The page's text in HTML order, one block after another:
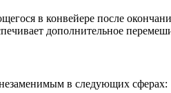
в конвейере после
дополнительное
в следующих сферах: